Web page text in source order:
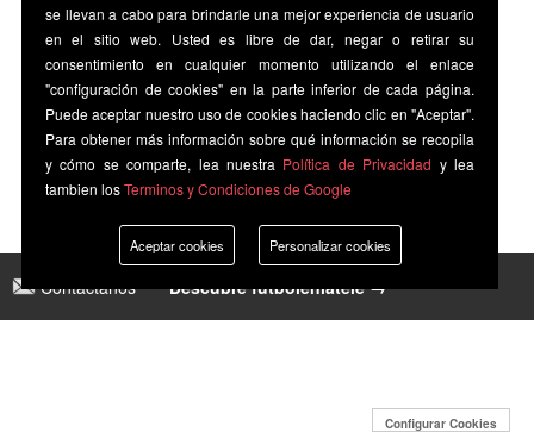
Contáctanos|Descubre futbolenlatele →
Configurar Cookies
se llevan a cabo para brindarle una mejor experiencia de usuario
en el sitio web. Usted es libre de dar, negar o retirar su
consentimiento en cualquier momento utilizando el enlace
"configuración de cookies" en la parte inferior de cada página.
Puede aceptar nuestro uso de cookies haciendo clic en "Aceptar".
Para obtener más información sobre qué información se recopila
y cómo se comparte, lea nuestra Política de Privacidad y lea
tambien losTerminos y Condiciones de Google
Aceptar cookies Personalizar cookies